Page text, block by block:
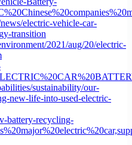
electric-vehicle-car-
transition
2021/aug/20/electric-
sustainability/our-
new-life-into-used-electric-
battery-recycling-